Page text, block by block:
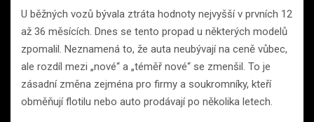
U běžných vozů bývala ztráta hodnoty nejvyšší v prvních 12
až 36 měsících. Dnes se tento propad u některých modelů
zpomalil. Neznamená to, že auta neubývají na ceně vůbec,
ale rozdíl mezi „nové“ a „téměř nové“ se zmenšil. To je
zásadní změna zejména pro firmy a soukromníky, kteří
obměňují flotilu nebo auto prodávají po několika letech.